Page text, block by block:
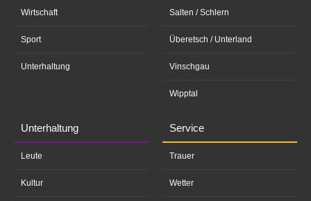
Wirtschaft
Sport
Unterhaltung
Salten / Schlern
Überetsch / Unterland
Vinschgau
Wipptal
Unterhaltung
Leute
Kultur
Service
Trauer
Wetter